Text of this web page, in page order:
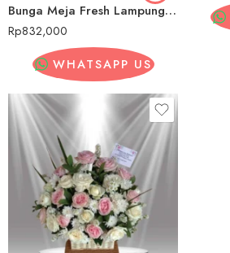
Bunga Meja Fresh Lampung Tengah
Rp832,000
WHATSAPP US